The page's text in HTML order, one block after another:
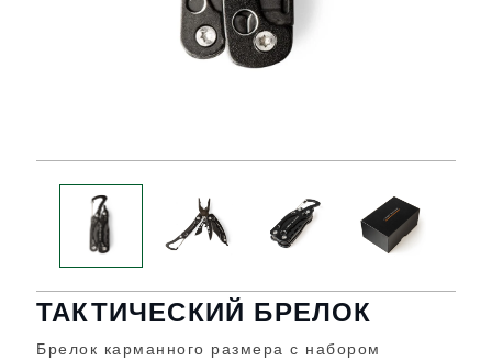
ТАКТИЧЕСКИЙ БРЕЛОК
Брелок карманного размера с набором